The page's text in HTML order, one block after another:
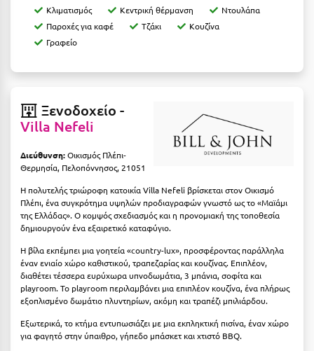
Καβάλα
Κάλαμος
Κάλυμνος
Καμένα Βούρλα
Καρδάμαινα
Καρδαμύλη
Καρδίτσα
Κάρπαθος
Καρπενήσι
Κλιματισμός
Κεντρική θέρμανση
Ντουλάπα
Παροχές για καφέ
Τζάκι
Κουζίνα
Γραφείο
Ξενοδοχείο -
Villa Nefeli
Διεύθυνση:Οικισμός Πλέπι-
Θερμησία, Πελοπόννησος, 21051
Η πολυτελής τριώροφη κατοικία Villa Nefeli βρίσκεται στον Οικισμό
Πλέπι, ένα συγκρότημα υψηλών προδιαγραφών γνωστό ως το «Μαϊάμι
της Ελλάδας». Ο κομψός σχεδιασμός και η προνομιακή της τοποθεσία
δημιουργούν ένα εξαιρετικό καταφύγιο.
Η βίλα εκπέμπει μια γοητεία «country-lux», προσφέροντας παράλληλα
έναν ενιαίο χώρο καθιστικού, τραπεζαρίας και κουζίνας. Επιπλέον,
διαθέτει τέσσερα ευρύχωρα υπνοδωμάτια, 3 μπάνια, σοφίτα και
playroom. Το playroom περιλαμβάνει μια επιπλέον κουζίνα, ένα πλήρως
εξοπλισμένο δωμάτιο πλυντηρίων, ακόμη και τραπέζι μπιλιάρδου.
Εξωτερικά, το κτήμα εντυπωσιάζει με μια εκπληκτική πισίνα, έναν χώρο
για φαγητό στην ύπαιθρο, γήπεδο μπάσκετ και χτιστό BBQ.